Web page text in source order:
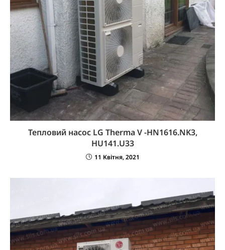
Тепловий насос LG Therma V -HN1616.NK3,
HU141.U33
11 Квітня, 2021